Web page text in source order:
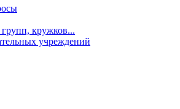
кружков...
учреждений